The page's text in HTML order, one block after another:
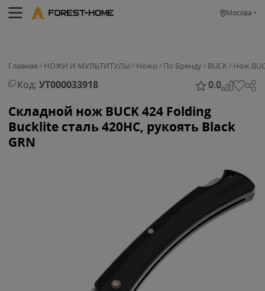
Москва
Главная НОЖИ И МУЛЬТИТУЛЫ Ножи По Бренду BUCK Нож
Код: УТ000033918 0.0
Складной нож BUCK 424 Folding
Bucklite сталь 420HC, рукоять Black
GRN